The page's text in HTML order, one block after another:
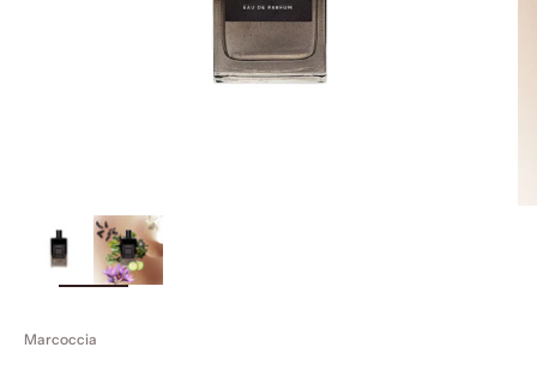
ingrandisci
immagine
Marcoccia